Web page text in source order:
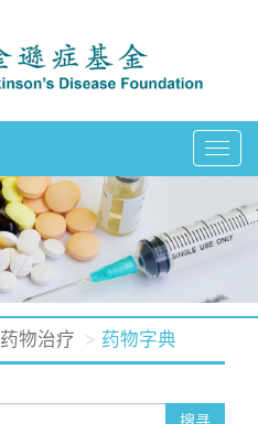
T
o
g
g
e
a
药物治疗 药物字典